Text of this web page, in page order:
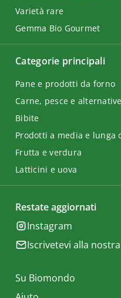
Categorie principali
Pane e prodotti da forno
Carne, pesce e alternative
Bibite
Prodotti a media e lunga
Frutta e verdura
Latticini e uova
Varietà rare
Gemma Bio Gourmet
Restate aggiornati
Instagram
Iscrivetevi alla
Su Biomondo